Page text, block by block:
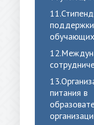
поддержки
питания в